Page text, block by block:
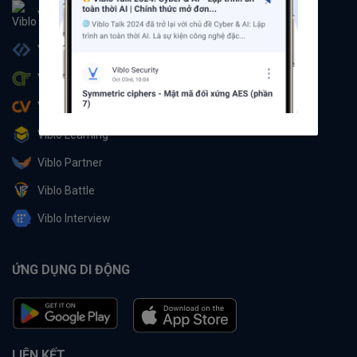
Viblo
Viblo Code
Viblo CTF
Viblo CV
Viblo Learning
Viblo Partner
Viblo Battle
Viblo Interview
ỨNG DỤNG DI ĐỘNG